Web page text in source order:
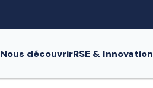
Nous découvrirRSE & Innovation